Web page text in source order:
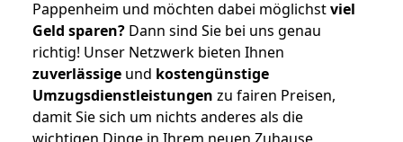
Pappenheim und möchten dabei möglichstviel
Geld sparen? Dann sind Sie bei uns genau
richtig! Unser Netzwerk bieten Ihnen
zuverlässige und kostengünstige
Umzugsdienstleistungen zu fairen Preisen,
damit Sie sich um nichts anderes als die